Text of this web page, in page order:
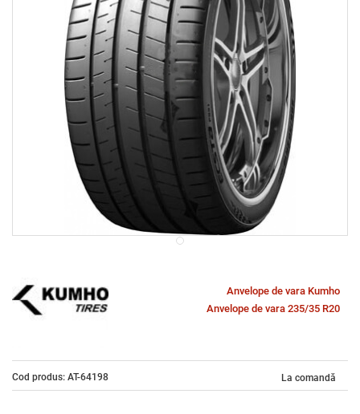
Anvelope de vara Kumho
Anvelope de vara 235/35 R20
Cod produs: AT-64198 La comandă